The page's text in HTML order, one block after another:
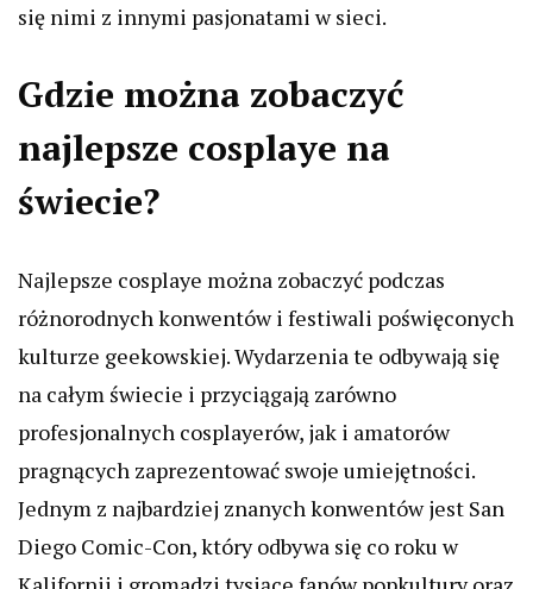
się nimi z innymi pasjonatami w sieci.
Gdzie można zobaczyć
najlepsze cosplaye na
świecie?
Najlepsze cosplaye można zobaczyć podczas
różnorodnych konwentów i festiwali poświęconych
kulturze geekowskiej. Wydarzenia te odbywają się
na całym świecie i przyciągają zarówno
profesjonalnych cosplayerów, jak i amatorów
pragnących zaprezentować swoje umiejętności.
Jednym z najbardziej znanych konwentów jest San
Diego Comic-Con, który odbywa się co roku w